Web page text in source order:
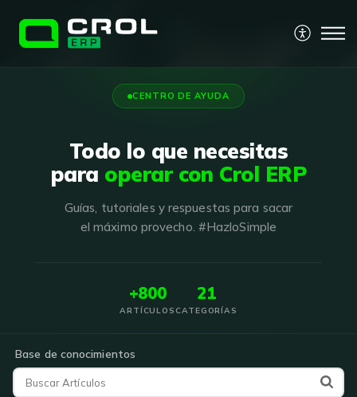
CENTRO DE AYUDA
Todo lo que necesitas
para operar con Crol ERP
Guías, tutoriales y respuestas para sacar
el máximo provecho. #HazloSimple
+800
ARTÍCULOS
21
CATEGORÍAS
Base de conocimientos